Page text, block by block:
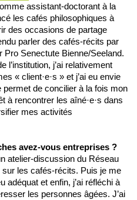
assistant-doctorant à la
les cafés philosophiques à
des occasions de partage
parler des cafés-récits par
Pro Senectute Bienne/Seeland.
l’institution, j’ai relativement
« client·e·s » et j’ai eu envie
permet de concilier à la fois mon
à rencontrer les aîné·e·s dans
mes activités
avez-vous entreprises ?
atelier-discussion du Réseau
les cafés-récits. Puis je me
adéquat et enfin, j’ai réfléchi à
les personnes âgées. J’ai